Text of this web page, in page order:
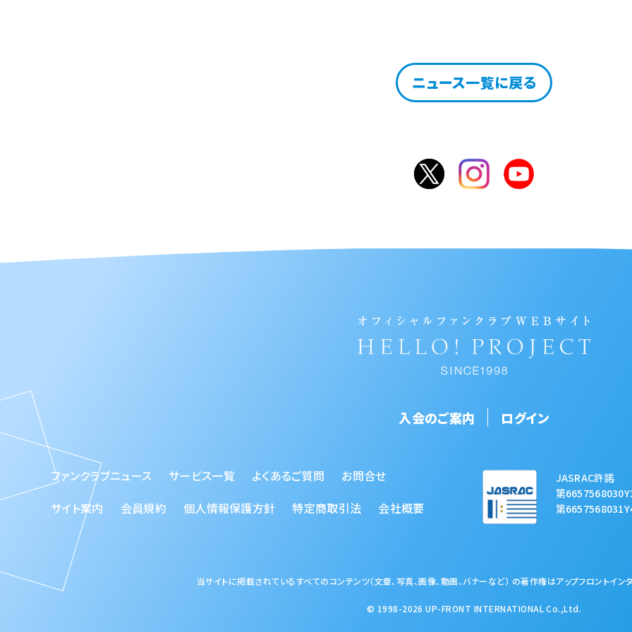
ニュース一覧に戻る
入会のご案内 ログイン
ファンクラブニュース サービス一覧 よくあるご質問
お問合せ
サイト案内
会員規約 個人情報保護方針 特定商取引法 会社概要
JASRAC許諾
第
第
当サイトに掲載されているすべてのコンテンツ（文章、写真、画像、動画、バナーなど） の著作権はアップフロントイン
© 1998-2026 UP-FRONT INTERNATIONAL Co.,Ltd.